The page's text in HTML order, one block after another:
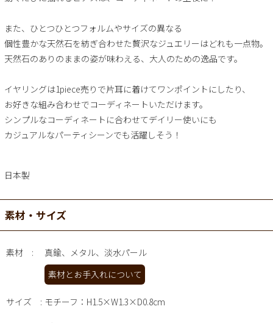
また、ひとつひとつフォルムやサイズの異なる
個性豊かな天然石を紡ぎ合わせた贅沢なジュエリーはどれも一点物。
天然石のありのままの姿が味わえる、大人のための逸品です。
イヤリングは1piece売りで片耳に着けてワンポイントにしたり、
お好きな組み合わせでコーディネートいただけます。
シンプルなコーディネートに合わせてデイリー使いにも
カジュアルなパーティシーンでも活躍しそう！
日本製
素材・サイズ
素材
真鍮、メタル、淡水パール
素材とお手入れについて
サイズ モチーフ：H1.5×W1.3×D0.8cm